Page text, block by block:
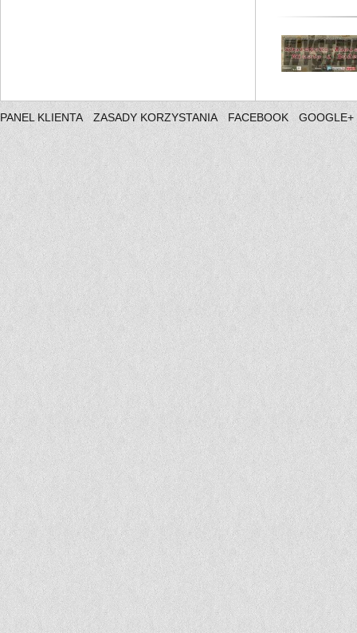
PANEL KLIENTA ZASADY KORZYSTANIA FACEBOOK GOOGLE+